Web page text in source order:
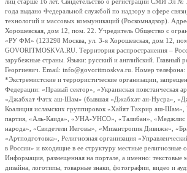
года выдано Федеральной службой по надзору в сфере
технологий и массовых коммуникаций (Роскомнадзор).
Хорошевская, дом 12, пом. 22. Учредитель Общество с
«РУ ФМ» (123298 Москва, ул. 3-я Хорошевская, дом 12,
GOVORITMOSKVA.RU. Территория распространения –
зарубежные страны. Языки: русский и английский. Главный
Георгиевич. Email: info@govoritmoskva.ru. Номер
*Экстремистские и террористические организации,
Федерации: «Правый сектор», «Украинская повстанческая
«Джабхат Фатх аш-Шам» (бывшая «Джабхат ан-Нусра»,
Коалиция исламских группировок «Хайят Тахрир аш-Шам»,
партия, «Аль-Каида», «УНА-УНСО», «Талибан», «Меджлис
народа», «Свидетели Иеговы», «Мизантропик Дивижн»,
«Артподготовка», Религиозная организация
в России» и входящие в ее структуру местные религиозные
Информация, размещенная на портале, а именно: текстовые
дизайна, логотипы, товарные знаки, фотографии, видео и